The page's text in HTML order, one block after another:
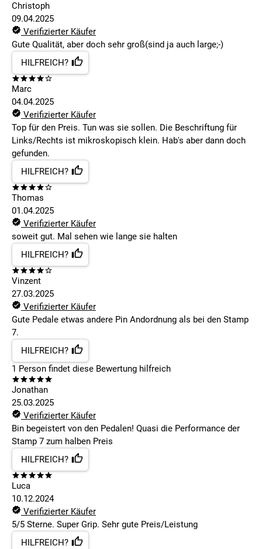
Christoph
09.04.2025
Verifizierter Käufer
Gute Qualität, aber doch sehr groß(sind ja auch large;-)
HILFREICH?
Marc
04.04.2025
Verifizierter Käufer
Top für den Preis. Tun was sie sollen. Die Beschriftung für
Links/Rechts ist mikroskopisch klein. Hab's aber dann doch
gefunden.
HILFREICH?
Thomas
01.04.2025
Verifizierter Käufer
soweit gut. Mal sehen wie lange sie halten
HILFREICH?
Vinzent
27.03.2025
Verifizierter Käufer
Gute Pedale etwas andere Pin Andordnung als bei den Stamp
7.
HILFREICH?
1 Person findet diese Bewertung hilfreich
Jonathan
25.03.2025
Verifizierter Käufer
Bin begeistert von den Pedalen! Quasi die Performance der
Stamp 7 zum halben Preis
HILFREICH?
Luca
10.12.2024
Verifizierter Käufer
5/5 Sterne. Super Grip. Sehr gute Preis/Leistung
HILFREICH?